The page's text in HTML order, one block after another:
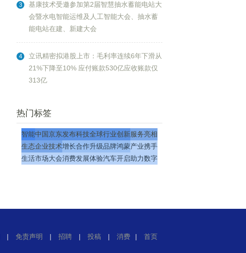
3
基康技术受邀参加第2届智慧抽水蓄能电站大
会暨水电智能运维及人工智能大会、抽水蓄
能电站在建、新建大会
4
立讯精密拟港股上市：毛利率连续6年下滑从
21%下降至10% 应付账款530亿应收账款仅
313亿
热门标签
智能中国京东发布科技全球行业创新服务亮相
生态企业技术增长合作升级品牌鸿蒙产业携手
生活市场大会消费发展体验汽车开启助力数字
| 免责声明 | 招聘 | 投稿 | 消费 | 首页